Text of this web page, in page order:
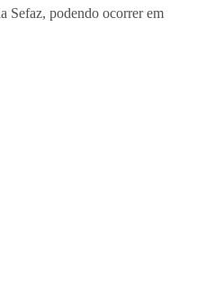
Sefaz, podendo ocorrer em